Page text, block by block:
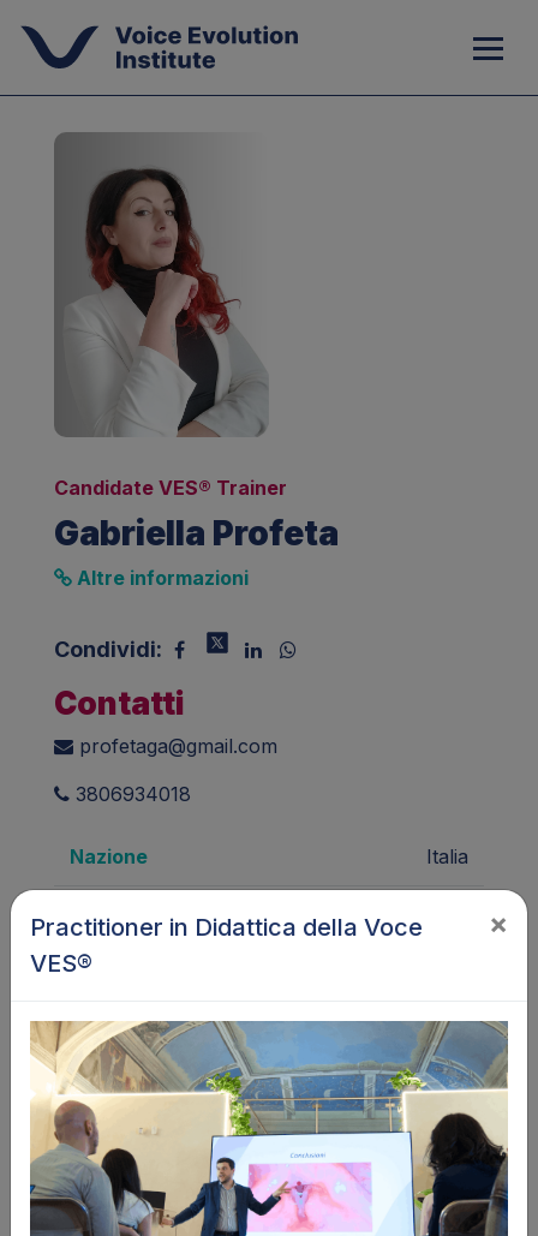
Candidate VES® Trainer
Gabriella Profeta
Altre informazioni
Condividi:
Contatti
profetaga@gmail.com
3806934018
Nazione Italia
Regione
Città
Lingua Italiano
Sedi
VoiceLab Pescara,- Pescara(6512x - PE),
Practitioner in Didattica della Voce
VES®
×